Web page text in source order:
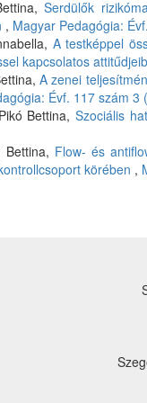
Serdülők
, Magyar Pedagógia:
A testképpel
kapcsolatos
A zenei
Évf. 117 szám 3
Bettina,Szociális
Bettina, Flow- és
körében ,